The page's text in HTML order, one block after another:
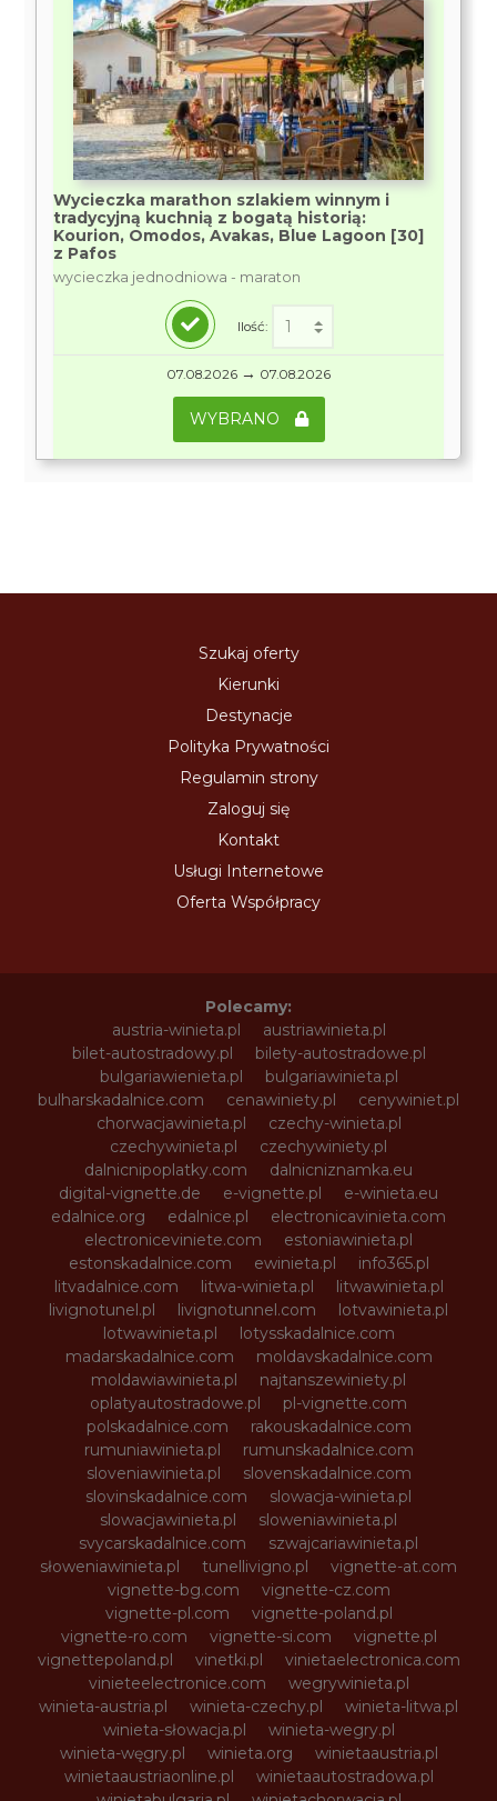
Wycieczka marathon szlakiem winnym i
tradycyjną kuchnią z bogatą historią:
Kourion, Omodos, Avakas, Blue Lagoon [30]
z Pafos
wycieczka jednodniowa - maraton
Ilość:
07.08.2026 → 07.08.2026
WYBRANO
Szukaj oferty
Kierunki
Destynacje
Polityka Prywatności
Regulamin strony
Zaloguj się
Kontakt
Usługi Internetowe
Oferta Współpracy
Polecamy:
austria-winieta.pl
austriawinieta.pl
bilet-autostradowy.pl
bilety-autostradowe.pl
bulgariawienieta.pl
bulgariawinieta.pl
bulharskadalnice.com
cenawiniety.pl
cenywiniet.pl
chorwacjawinieta.pl
czechy-winieta.pl
czechywinieta.pl
czechywiniety.pl
dalnicnipoplatky.com
dalnicniznamka.eu
digital-vignette.de
e-vignette.pl
e-winieta.eu
edalnice.org
edalnice.pl
electronicavinieta.com
electroniceviniete.com
estoniawinieta.pl
estonskadalnice.com
ewinieta.pl
info365.pl
litvadalnice.com
litwa-winieta.pl
litwawinieta.pl
livignotunel.pl
livignotunnel.com
lotvawinieta.pl
lotwawinieta.pl
lotysskadalnice.com
madarskadalnice.com
moldavskadalnice.com
moldawiawinieta.pl
najtanszewiniety.pl
oplatyautostradowe.pl
pl-vignette.com
polskadalnice.com
rakouskadalnice.com
rumuniawinieta.pl
rumunskadalnice.com
sloveniawinieta.pl
slovenskadalnice.com
slovinskadalnice.com
slowacja-winieta.pl
slowacjawinieta.pl
sloweniawinieta.pl
svycarskadalnice.com
szwajcariawinieta.pl
słoweniawinieta.pl
tunellivigno.pl
vignette-at.com
vignette-bg.com
vignette-cz.com
vignette-pl.com
vignette-poland.pl
vignette-ro.com
vignette-si.com
vignette.pl
vignettepoland.pl
vinetki.pl
vinietaelectronica.com
vinieteelectronice.com
wegrywinieta.pl
winieta-austria.pl
winieta-czechy.pl
winieta-litwa.pl
winieta-słowacja.pl
winieta-wegry.pl
winieta-węgry.pl
winieta.org
winietaaustria.pl
winietaaustriaonline.pl
winietaautostradowa.pl